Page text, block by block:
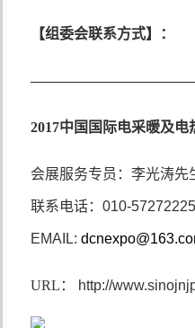
【组委会联系方式】：
2017中国国际电采暖及电
会展服务专员：李光涛先
联系电话： 010-
EMAIL:
URL： http://